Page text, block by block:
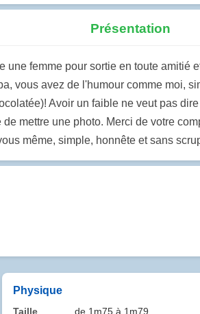
Présentation
une femme pour sortie en toute
vous avez de l'humour comme moi,
Avoir un faible ne veut pas
mettre une photo. Merci de votre
même, simple, honnête et sans
Physique
Taille de 1m75 à 1m79